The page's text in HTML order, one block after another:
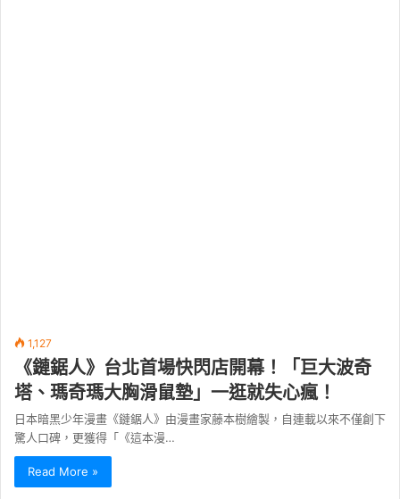
1,127
《鏈鋸人》台北首場快閃店開幕！「巨大波奇
塔、瑪奇瑪大胸滑鼠墊」一逛就失心瘋！
日本暗黑少年漫畫《鏈鋸人》由漫畫家藤本樹繪製，自連載以來不僅創下
驚人口碑，更獲得「《這本漫…
Read More »